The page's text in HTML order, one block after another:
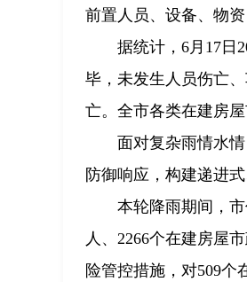
前置人员、设备、物
据统计，6月17日
毕，未发生人员伤亡
亡。全市各类在建房
面对复杂雨情水
防御响应，构建递进
本轮降雨期间，
人、2266个在建房屋
险管控措施，对509个